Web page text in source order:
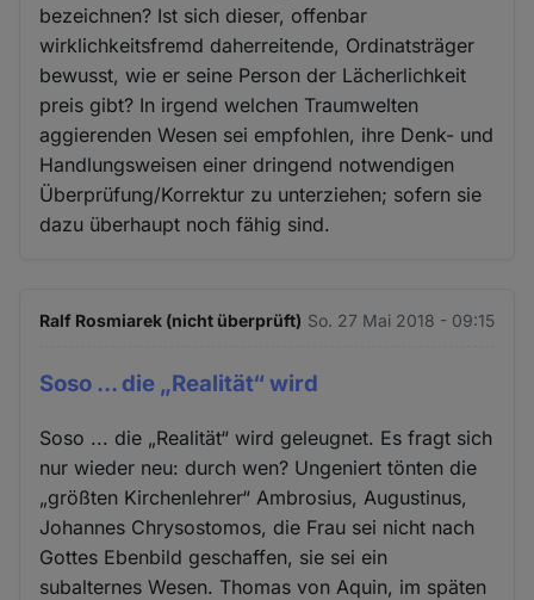
bezeichnen? Ist sich dieser, offenbar
wirklichkeitsfremd daherreitende, Ordinatsträger
bewusst, wie er seine Person der Lächerlichkeit
preis gibt? In irgend welchen Traumwelten
aggierenden Wesen sei empfohlen, ihre Denk- und
Handlungsweisen einer dringend notwendigen
Überprüfung/Korrektur zu unterziehen; sofern sie
dazu überhaupt noch fähig sind.
Ralf Rosmiarek (nicht überprüft) So. 27 Mai 2018 - 09:15
Soso ... die „Realität“ wird
Soso ... die „Realität“ wird geleugnet. Es fragt sich
nur wieder neu: durch wen? Ungeniert tönten die
„größten Kirchenlehrer“ Ambrosius, Augustinus,
Johannes Chrysostomos, die Frau sei nicht nach
Gottes Ebenbild geschaffen, sie sei ein
subalternes Wesen. Thomas von Aquin, im späten